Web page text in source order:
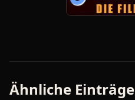
Ähnliche Einträge